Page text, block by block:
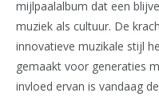
mijlpaalalbum dat een
muziek als cultuur. De
innovatieve muzikale stijl
gemaakt voor generaties
invloed ervan is vandaag